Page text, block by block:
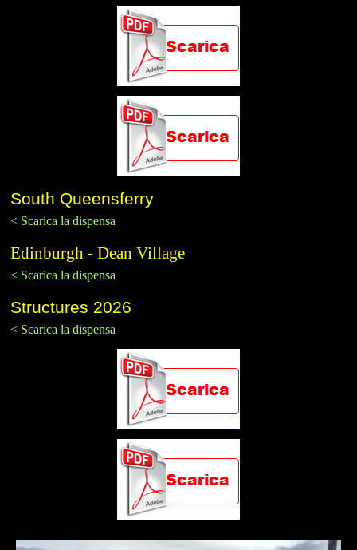
South Queensferry
< Scarica la dispensa
Edinburgh - Dean Village
< Scarica la dispensa
Structures 2026
< Scarica la dispensa